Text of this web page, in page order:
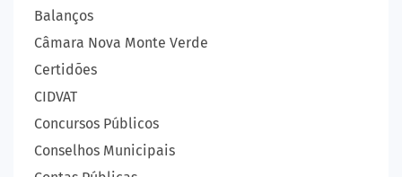
Balanços
Câmara Nova Monte Verde
Certidões
CIDVAT
Concursos Públicos
Conselhos Municipais